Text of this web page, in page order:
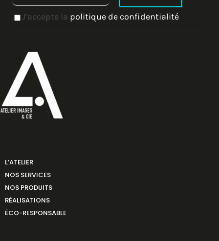
J’accepte la politique de confidentialité
L’ATELIER
NOS SERVICES
NOS PRODUITS
RÉALISATIONS
ÉCO-RESPONSABLE